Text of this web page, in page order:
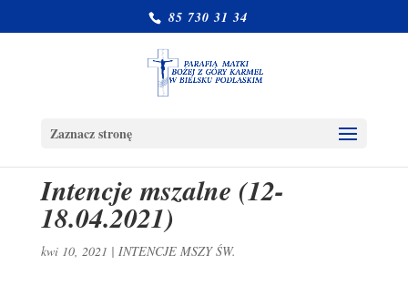
85 730 31 34
Zaznacz stronę
Intencje mszalne (12-
18.04.2021)
kwi 10, 2021 | INTENCJE MSZY ŚW.